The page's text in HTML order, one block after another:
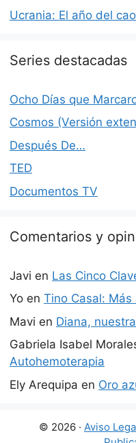
Ucrania: El año del
Series destacadas
Ocho Días que
Cosmos (Versión
Después De…
TED
Documentos TV
Comentarios y
Javi en Las Cinco
Yo en Tino Casal:
Mavi en Diana,
Gabriela Isabel
Autohemoterapia
Ely Arequipa en Oro
© 2026 · Aviso